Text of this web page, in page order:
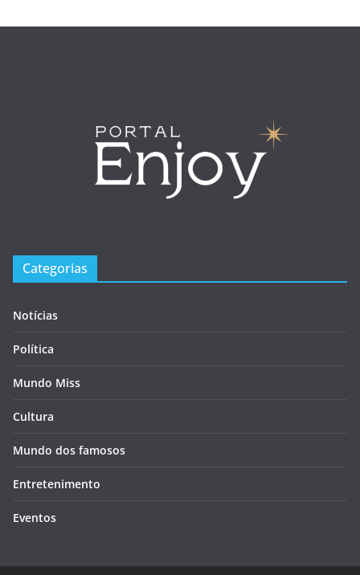
Categorias
Notícias
Política
Mundo Miss
Cultura
Mundo dos famosos
Entretenimento
Eventos